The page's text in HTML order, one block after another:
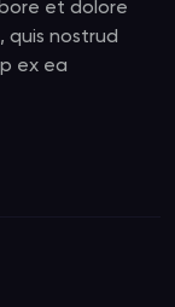
et dolore
quis nostrud
ex ea